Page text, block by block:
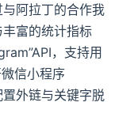
阿拉丁的合作我
富的统计指标
，支持用
信小程序
外链与关键字脱